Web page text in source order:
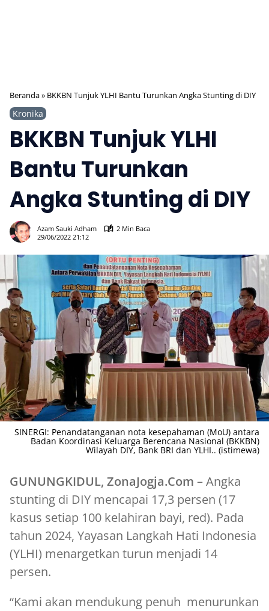
Beranda» BKKBN Tunjuk YLHI Bantu Turunkan Angka Stunting di DIY
Kronika
BKKBN Tunjuk YLHI
Bantu Turunkan
Angka Stunting di DIY
Azam Sauki Adham
2 Min Baca
29/06/2022 21:12
SINERGI: Penandatanganan nota kesepahaman (MoU) antara
Badan Koordinasi Keluarga Berencana Nasional (BKKBN)
Wilayah DIY, Bank BRI dan YLHI.. (istimewa)
GUNUNGKIDUL, ZonaJogja.Com – Angka
stunting di DIY mencapai 17,3 persen (17
kasus setiap 100 kelahiran bayi, red). Pada
tahun 2024, Yayasan Langkah Hati Indonesia
(YLHI) menargetkan turun menjadi 14
persen.
“Kami akan mendukung penuh menurunkan